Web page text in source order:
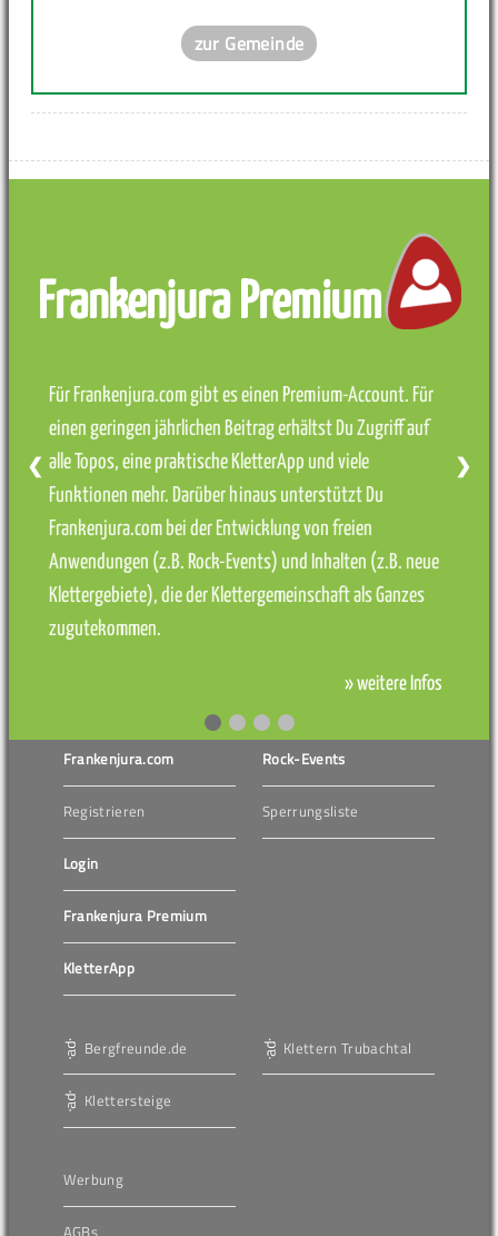
zur Gemeinde
Frankenjura Premium
Für Frankenjura.com gibt es einen Premium-Account. Für
einen geringen jährlichen Beitrag erhältst Du Zugriff auf
alle Topos, eine praktische KletterApp und viele
Funktionen mehr. Darüber hinaus unterstützt Du
Frankenjura.com bei der Entwicklung von freien
Anwendungen (z.B. Rock-Events) und Inhalten (z.B. neue
Klettergebiete), die der Klettergemeinschaft als Ganzes
zugutekommen.
» weitere Infos
❮ ❯
Frankenjura.com
Registrieren
Login
Frankenjura Premium
KletterApp
Rock-Events
Sperrungsliste
Bergfreunde.de
Klettersteige
Klettern Trubachtal
Werbung
AGBs